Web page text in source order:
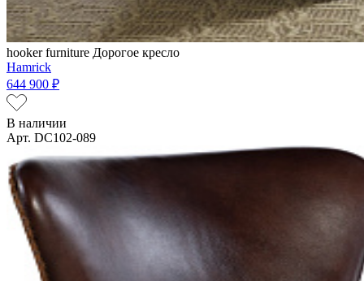
hooker furniture Дорогое кресло
Hamrick
644 900 ₽
В наличии
Арт. DC102-089